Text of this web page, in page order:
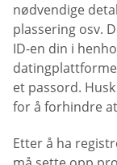
nødvendige
plassering osv.
ID-en din i
et passord.
for å forhindre
Etter å ha